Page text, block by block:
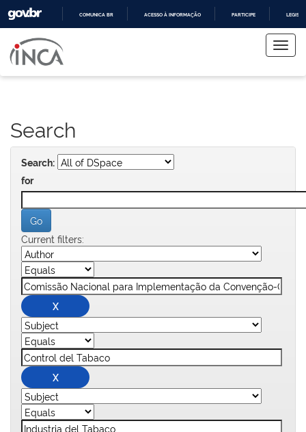
COMUNICA BR ACESSO À INFORMAÇÃO PARTICIPE
navigation
Search
Search:
for
Current filters: